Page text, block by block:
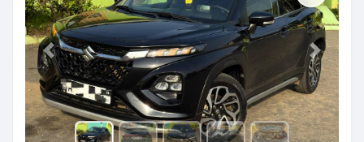
Previous Next